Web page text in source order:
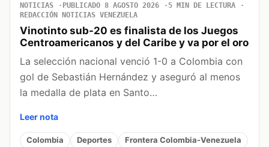
NOTICIAS PUBLICADO 8 AGOSTO 2026
5 MIN DE LECTURA
REDACCIÓN NOTICIAS VENEZUELA
Vinotinto sub-20 es finalista de los Juegos
Centroamericanos y del Caribe y va por el oro
La selección nacional venció 1-0 a Colombia con
gol de Sebastián Hernández y aseguró al menos
la medalla de plata en Santo…
Leer nota
Colombia Deportes Frontera Colombia-Venezuela